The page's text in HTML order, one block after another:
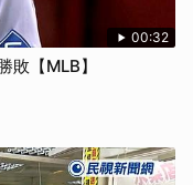
00:32
敗【MLB】